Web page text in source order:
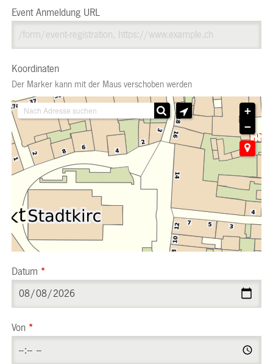
Event Anmeldung URL
Koordinaten
Der Marker kann mit der Maus verschoben werden
+
−
Datum *
Von *